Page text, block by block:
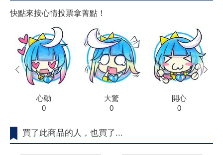
快點來按心情投票拿菁點！
心動
0
大驚
0
開心
0
prev next
買了此商品的人，也買了...